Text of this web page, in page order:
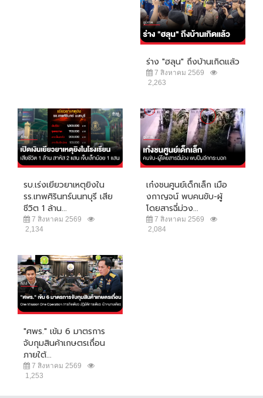
ร่าง "ฮลุน" ถึงบ้านเกิดแล้ว
7 สิงหาคม 2569
2,263
รบ.เร่งเยียวยาเหตุยิงใน
รร.เทพศิรินทร์นนทบุรี เสีย
ชีวิต 1 ล้าน...
7 สิงหาคม 2569
2,134
เก๋งชนศูนย์เด็กเล็ก เมือ
งกาญจน์ พบคนขับ-ผู้
โดยสารฉี่ม่วง...
7 สิงหาคม 2569
2,084
"ศพร." เข้ม 6 มาตรการ
จับกุมสินค้าเกษตรเถื่อน
ภายใต้...
7 สิงหาคม 2569
1,253